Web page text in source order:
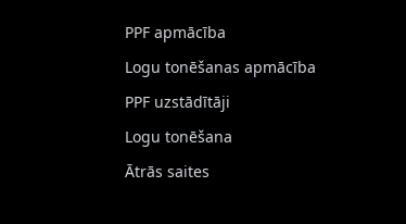
PPF apmācība
Logu tonēšanas apmācība
PPF uzstādītāji
Logu tonēšana
Ātrās saites